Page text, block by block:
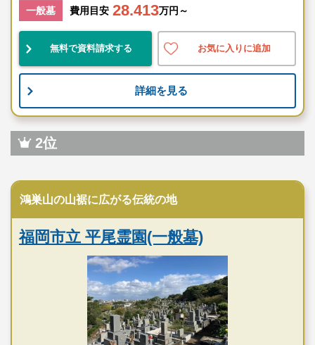
一般墓 費用目安 28.413万円～
無料で資料請求する お気に入りに追加
詳細を見る
2位
鴻巣山の山裾に広がる伝統の地
福岡市立 平尾霊園(一般墓)